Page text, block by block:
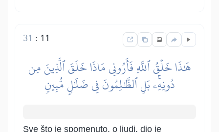
11
:
31
هَٰذَا خَلۡقُ ٱللَّهِ فَأَرُونِي مَاذَا خَلَقَ ٱلَّذِينَ مِن
دُونِهِۦۚ بَلِ ٱلظَّٰلِمُونَ فِي ضَلَٰلٖ مُّبِينٖ
Sve što je spomenuto, o ljudi, dio je